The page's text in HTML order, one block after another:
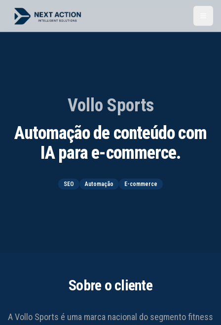
Vollo Sports
Automação de conteúdo com
IA para e-commerce.
SEO Automação E-commerce
Sobre o cliente
A Vollo Sports é uma marca nacional do segmento fitness